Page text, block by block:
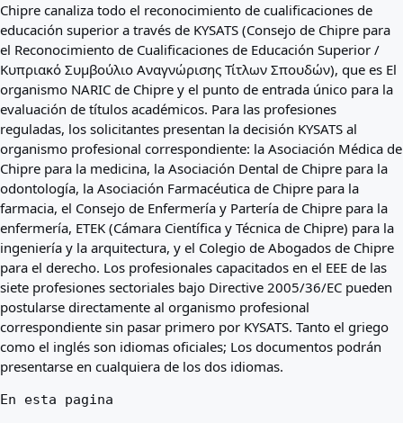
Recursos
Agencias
Glosario
Profesiones
Guías
Reconocimiento de cualificaciones
Guías de llegada
Herramientas
Buscador de vías de visa
Dificultad de vías
Comparación de países
Comparaciones de visado
Chipre canaliza todo el reconocimiento de cualificaciones de
educación superior a través de KYSATS (Consejo de Chipre para
el Reconocimiento de Cualificaciones de Educación Superior /
Κυπριακό Συμβούλιο Αναγνώρισης Τίτλων Σπουδών), que es El
organismo NARIC de Chipre y el punto de entrada único para la
evaluación de títulos académicos. Para las profesiones
reguladas, los solicitantes presentan la decisión KYSATS al
organismo profesional correspondiente: la Asociación Médica de
Chipre para la medicina, la Asociación Dental de Chipre para la
odontología, la Asociación Farmacéutica de Chipre para la
farmacia, el Consejo de Enfermería y Partería de Chipre para la
enfermería, ETEK (Cámara Científica y Técnica de Chipre) para la
ingeniería y la arquitectura, y el Colegio de Abogados de Chipre
para el derecho. Los profesionales capacitados en el EEE de las
siete profesiones sectoriales bajo Directive 2005/36/EC pueden
postularse directamente al organismo profesional
correspondiente sin pasar primero por KYSATS. Tanto el griego
como el inglés son idiomas oficiales; Los documentos podrán
presentarse en cualquiera de los dos idiomas.
En esta pagina